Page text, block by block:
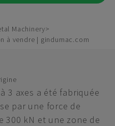
Machinery
à vendre | gindumac.com
3 axes a été fabriquée
par une force de
300 kN et une zone de